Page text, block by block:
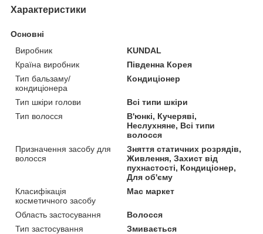
Характеристики
Основні
Виробник
KUNDAL
Країна виробник
Південна Корея
Тип бальзаму/
кондиціонера
Кондиціонер
Тип шкіри голови
Всі типи шкіри
Тип волосся
В'юнкі, Кучеряві,
Неслухняне, Всі типи
волосся
Призначення засобу для
волосся
Зняття статичних розрядів,
Живлення, Захист від
пухнастості, Кондиціонер,
Для об'єму
Класифікація
косметичного засобу
Мас маркет
Область застосування
Волосся
Тип застосування
Змивається